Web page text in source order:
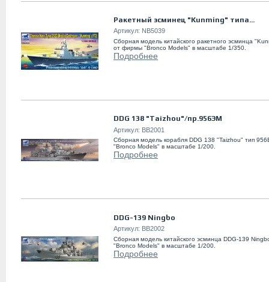
Ракетный эсминец "Kunming" типа...
Артикул: NB5039
Сборная модель китайского ракетного эсминца
от фирмы "Bronco Models" в масштабе 1/350.
Подробнее
DDG 138 "Taizhou"/пр.956ЭМ
Артикул: BB2001
Сборная модель корабля DDG 138 "Taizhou" тип
"Bronco Models" в масштабе 1/200.
Подробнее
DDG-139 Ningbo
Артикул: BB2002
Сборная модель китайского эсминца DDG-139
"Bronco Models" в масштабе 1/200.
Подробнее